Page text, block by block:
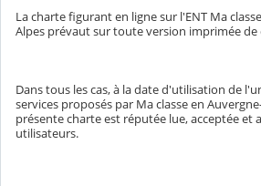
La charte figurant en ligne sur l'ENT Ma
Alpes prévaut sur toute version imprimée
Dans tous les cas, à la date d'utilisation de
services proposés par Ma classe en
présente charte est réputée lue, acceptée et
utilisateurs.